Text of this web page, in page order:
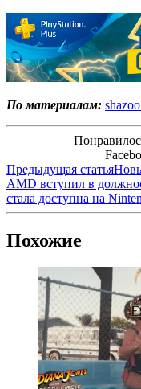
По материалам:
Предыдущая статья
AMD вступил в
стала доступна на
Похожие